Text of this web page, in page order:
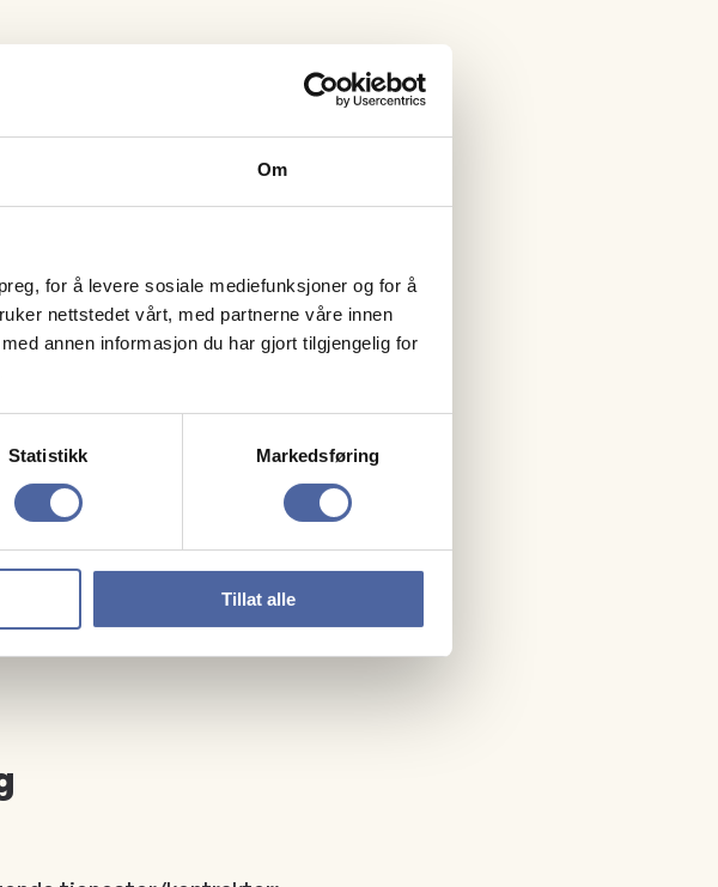
Om
for å levere sosiale mediefunksjoner og for å
nettstedet vårt, med partnerne våre innen
annen informasjon du har gjort tilgjengelig for
Statistikk Markedsføring
Tillat alle